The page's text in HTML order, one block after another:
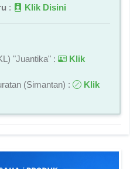
: Klik Disini
"Juantika" :
Klik
(Simantan) :
Klik